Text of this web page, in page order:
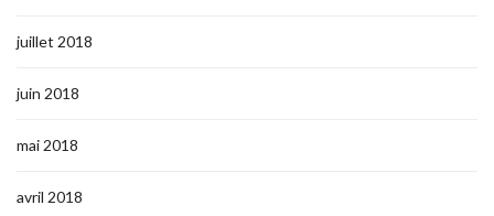
juillet 2018
juin 2018
mai 2018
avril 2018